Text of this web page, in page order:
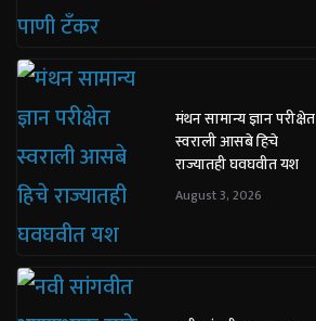
मंथन सामान्य ज्ञान परीक्षेत
स्वराली आसबे हिचे
राज्यातही घवघवीत यश
August 3, 2026